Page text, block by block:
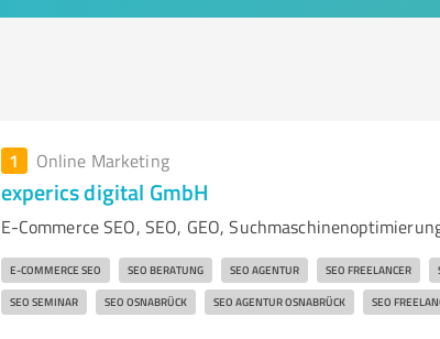
1 Online Marketing
experics digital GmbH
E-Commerce SEO, SEO, GEO,
E-COMMERCE SEO SEO BERATUNG SEO AGENTUR SEO FREELANCER
SEO SEMINAR SEO OSNABRÜCK SEO AGENTUR OSNABRÜCK SEO